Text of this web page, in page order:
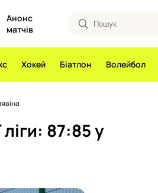
Анонс
матчів
Хокей Біатлон Волейбол
87:85 у